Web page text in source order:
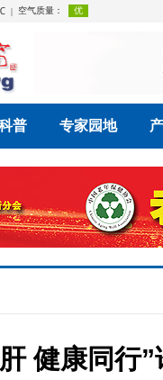
普 专家园地
健康同行